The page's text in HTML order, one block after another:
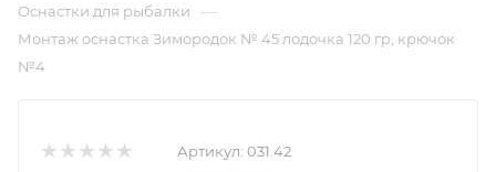
Оснастки для рыбалки —
Монтаж оснастка Зимородок № 45 лодочка 120 гр, крючок
№4
Артикул: 031.42